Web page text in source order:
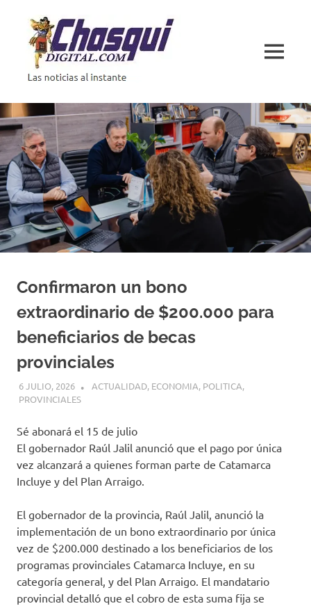
contenido
noticias
al
instante
MENÚ
Confirmaron un bono
extraordinario de $200.000 para
beneficiarios de becas
provinciales
6 JULIO, 2026 H P
ACTUALIDAD, ECONOMIA, POLITICA,
PROVINCIALES
Sé abonará el 15 de julio
El gobernador Raúl Jalil anunció que el pago por única
vez alcanzará a quienes forman parte de Catamarca
Incluye y del Plan Arraigo.
El gobernador de la provincia, Raúl Jalil, anunció la
implementación de un bono extraordinario por única
vez de $200.000 destinado a los beneficiarios de los
programas provinciales Catamarca Incluye, en su
categoría general, y del Plan Arraigo. El mandatario
provincial detalló que el cobro de esta suma fija se